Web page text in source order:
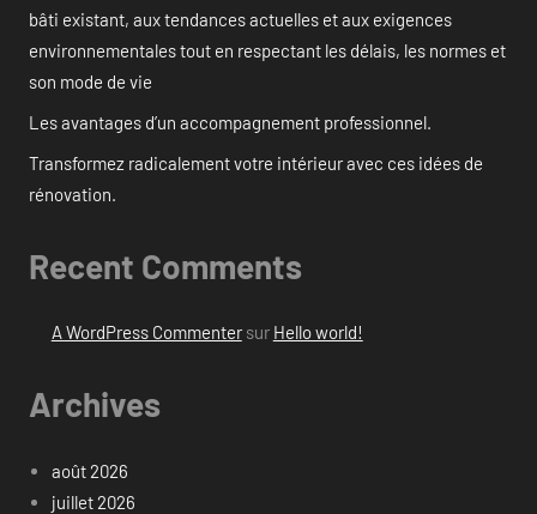
bâti existant, aux tendances actuelles et aux exigences
environnementales tout en respectant les délais, les normes et
son mode de vie
Les avantages d’un accompagnement professionnel.
Transformez radicalement votre intérieur avec ces idées de
rénovation.
Recent Comments
A WordPress Commentersur Hello world!
Archives
août 2026
juillet 2026